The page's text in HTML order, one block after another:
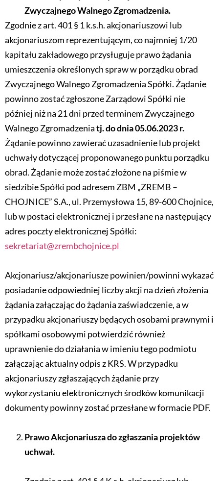
Zwyczajnego Walnego Zgromadzenia.
Zgodnie z art. 401 § 1 k.s.h. akcjonariuszowi lub
akcjonariuszom reprezentującym, co najmniej 1/20
kapitału zakładowego przysługuje prawo żądania
umieszczenia określonych spraw w porządku obrad
Zwyczajnego Walnego Zgromadzenia Spółki. Żądanie
powinno zostać zgłoszone Zarządowi Spółki nie
później niż na 21 dni przed terminem Zwyczajnego
Walnego Zgromadzeniatj. do dnia 05.06.2023 r.
Żądanie powinno zawierać uzasadnienie lub projekt
uchwały dotyczącej proponowanego punktu porządku
obrad. Żądanie może zostać złożone na piśmie w
siedzibie Spółki pod adresem ZBM „ZREMB –
CHOJNICE” S.A., ul. Przemysłowa 15, 89-600 Chojnice,
lub w postaci elektronicznej i przesłane na następujący
adres poczty elektronicznej Spółki:
sekretariat@zrembchojnice.pl
Akcjonariusz/akcjonariusze powinien/powinni wykazać
posiadanie odpowiedniej liczby akcji na dzień złożenia
żądania załączając do żądania zaświadczenie, a w
przypadku akcjonariuszy będących osobami prawnymi i
spółkami osobowymi potwierdzić również
uprawnienie do działania w imieniu tego podmiotu
załączając aktualny odpis z KRS. W przypadku
akcjonariuszy zgłaszających żądanie przy
wykorzystaniu elektronicznych środków komunikacji
dokumenty powinny zostać przesłane w formacie PDF.
Prawo Akcjonariusza do zgłaszania projektów
uchwał.